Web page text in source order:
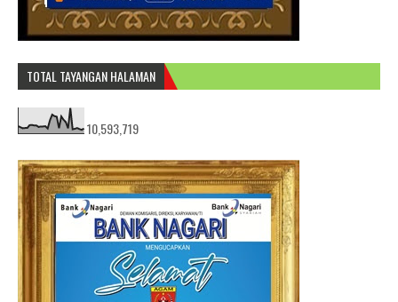
TOTAL TAYANGAN HALAMAN
10,593,719